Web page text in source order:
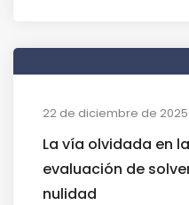
22 de diciembre de 2025
La vía olvidada en
evaluación de
nulidad